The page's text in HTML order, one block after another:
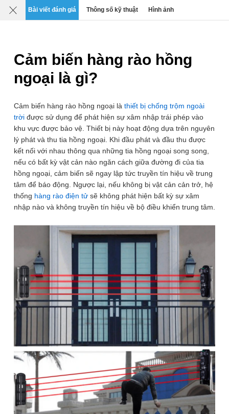
Mô tả Chi tiết Đánh giá SP liên quan
Bài viết đánh giá Thông số kỹ thuật Hình ảnh
Cảm biến hàng rào hồng
ngoại là gì?
Cảm biến hàng rào hồng ngoại là thiết bị chống trộm ngoài
trời được sử dụng để phát hiện sự xâm nhập trái phép vào
khu vực được bảo vệ. Thiết bị này hoạt động dựa trên nguyên
lý phát và thu tia hồng ngoại. Khi đầu phát và đầu thu được
kết nối với nhau thông qua những tia hồng ngoại song song,
nếu có bất kỳ vật cản nào ngăn cách giữa đường đi của tia
hồng ngoại, cảm biến sẽ ngay lập tức truyền tín hiệu về trung
tâm để báo động. Ngược lại, nếu không bị vật cản cản trở, hệ
thống hàng rào điện tử sẽ không phát hiện bất kỳ sự xâm
nhập nào và không truyền tín hiệu về bộ điều khiển trung tâm.
2 phân loại có sẵn
(ABH-250M (Khoảng cách 250m))
Để lại thông tin, chúng tôi sẽ tư vấn sớm nhất. Hoàn Toàn Miễn Phí,
Không Mua Cũng Không Sao
SĐT
(Required)
Giao hàng toàn quốc